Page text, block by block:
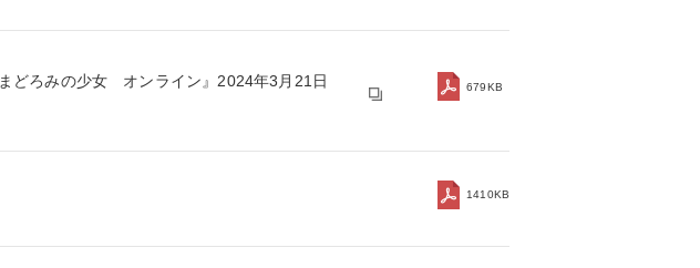
どろみの少女 オンライン』2024年3月21日
679KB
1410KB